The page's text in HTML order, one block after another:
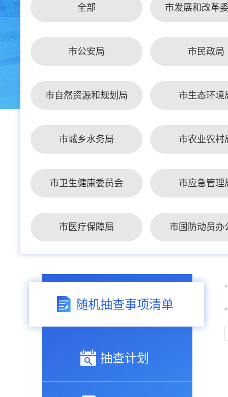
全部 市发展和改革
市公安局 市民政局
市自然资源和规划局 市生态环境
市城乡水务局 市农业农村
市卫生健康委员会 市应急管理
市医疗保障局 市国防动员办
随机抽查事项清单
抽查计划